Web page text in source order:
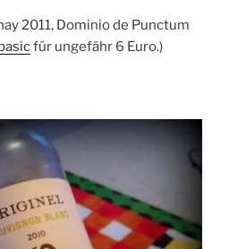
2011, Dominio de Punctum
für ungefähr 6 Euro.)